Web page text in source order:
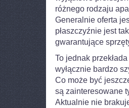
różnego rodzaju
Generalnie oferta
płaszczyźnie jest
gwarantujące
To jednak
wyłącznie bardzo
Co może być
są zainteresowane
Aktualnie nie